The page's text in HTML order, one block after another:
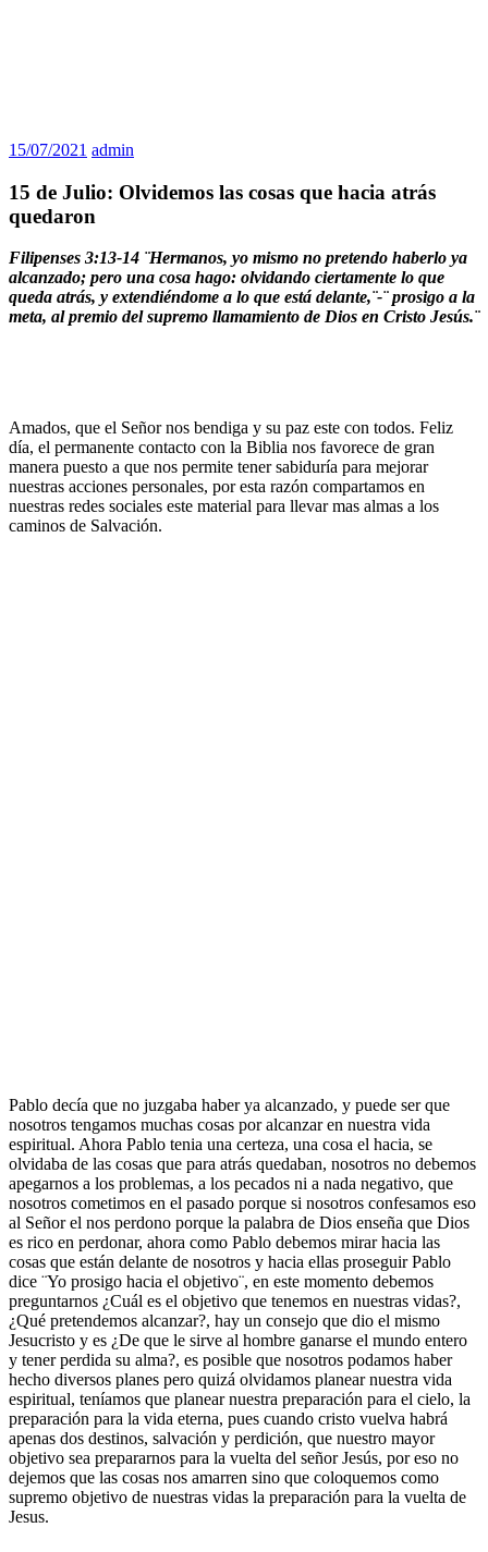
15/07/2021 admin
15 de Julio: Olvidemos las cosas que hacia atrás
quedaron
Filipenses 3:13-14 ¨Hermanos, yo mismo no pretendo haberlo ya
alcanzado; pero una cosa hago: olvidando ciertamente lo que
queda atrás, y extendiéndome a lo que está delante,¨-¨ prosigo a la
meta, al premio del supremo llamamiento de Dios en Cristo Jesús.¨
Amados, que el Señor nos bendiga y su paz este con todos. Feliz
día, el permanente contacto con la Biblia nos favorece de gran
manera puesto a que nos permite tener sabiduría para mejorar
nuestras acciones personales, por esta razón compartamos en
nuestras redes sociales este material para llevar mas almas a los
caminos de Salvación.
Pablo decía que no juzgaba haber ya alcanzado, y puede ser que
nosotros tengamos muchas cosas por alcanzar en nuestra vida
espiritual. Ahora Pablo tenia una certeza, una cosa el hacia, se
olvidaba de las cosas que para atrás quedaban, nosotros no debemos
apegarnos a los problemas, a los pecados ni a nada negativo, que
nosotros cometimos en el pasado porque si nosotros confesamos eso
al Señor el nos perdono porque la palabra de Dios enseña que Dios
es rico en perdonar, ahora como Pablo debemos mirar hacia las
cosas que están delante de nosotros y hacia ellas proseguir Pablo
dice ¨Yo prosigo hacia el objetivo¨, en este momento debemos
preguntarnos ¿Cuál es el objetivo que tenemos en nuestras vidas?,
¿Qué pretendemos alcanzar?, hay un consejo que dio el mismo
Jesucristo y es ¿De que le sirve al hombre ganarse el mundo entero
y tener perdida su alma?, es posible que nosotros podamos haber
hecho diversos planes pero quizá olvidamos planear nuestra vida
espiritual, teníamos que planear nuestra preparación para el cielo, la
preparación para la vida eterna, pues cuando cristo vuelva habrá
apenas dos destinos, salvación y perdición, que nuestro mayor
objetivo sea prepararnos para la vuelta del señor Jesús, por eso no
dejemos que las cosas nos amarren sino que coloquemos como
supremo objetivo de nuestras vidas la preparación para la vuelta de
Jesus.